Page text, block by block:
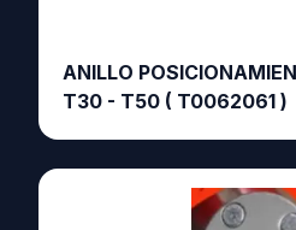
ANILLO
T30 - T50 ( T0062061 )